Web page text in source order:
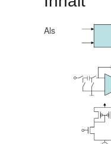
Als